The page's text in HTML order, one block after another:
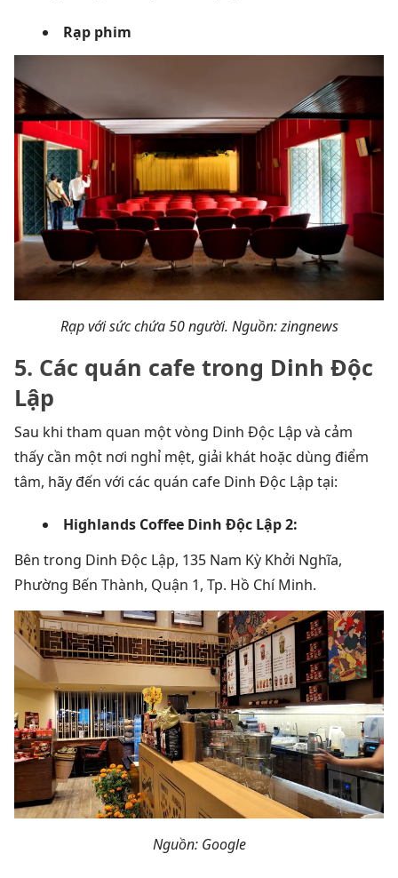
Rạp phim
Rạp với sức chứa 50 người. Nguồn: zingnews
5. Các quán cafe trong Dinh Độc
Lập
Sau khi tham quan một vòng Dinh Độc Lập và cảm
thấy cần một nơi nghỉ mệt, giải khát hoặc dùng điểm
tâm, hãy đến với các quán cafe Dinh Độc Lập tại:
Highlands Coffee Dinh Độc Lập 2:
Bên trong Dinh Độc Lập, 135 Nam Kỳ Khởi Nghĩa,
Phường Bến Thành, Quận 1, Tp. Hồ Chí Minh.
Nguồn: Google